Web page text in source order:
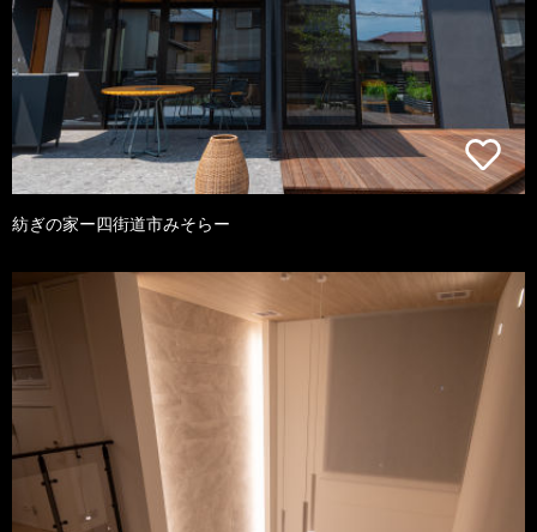
紡ぎの家ー四街道市みそらー